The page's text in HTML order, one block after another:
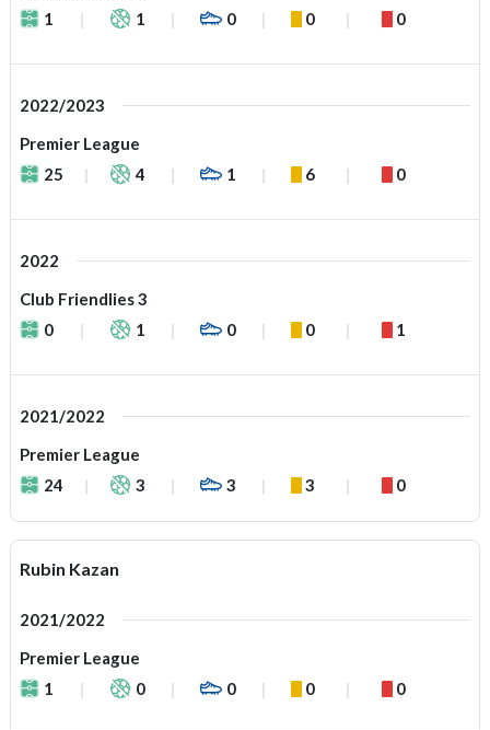
1
1 0 0 0
2022/2023
Premier League
25
4 1 6 0
2022
Club Friendlies 3
0
1 0 0 1
2021/2022
Premier League
24
3 3 3 0
Rubin Kazan
2021/2022
Premier League
1
0 0 0 0